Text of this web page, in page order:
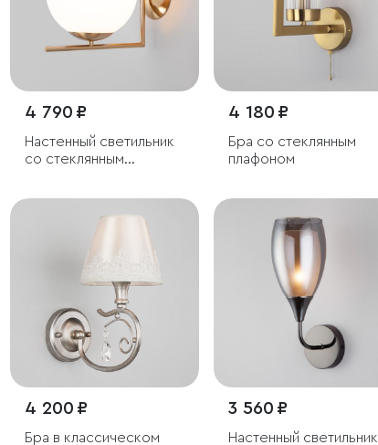
4 790 ₽
Настенный светильник
со стеклянным
4 180 ₽
Бра со стеклянным
плафоном
4 200 ₽
Бра в классическом
3 560 ₽
Настенный светильник